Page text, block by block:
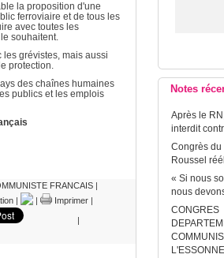
Notes
Après le
interdit
Congrès du
Roussel
« Si nous
nous devons
CONGRES
L'ESSONNE
la proposition d'une
ferroviaire et de tous les
avec toutes les
souhaitent.
grévistes, mais aussi
protection.
des chaînes humaines
publics et les emplois
FRANCAIS
Imprimer